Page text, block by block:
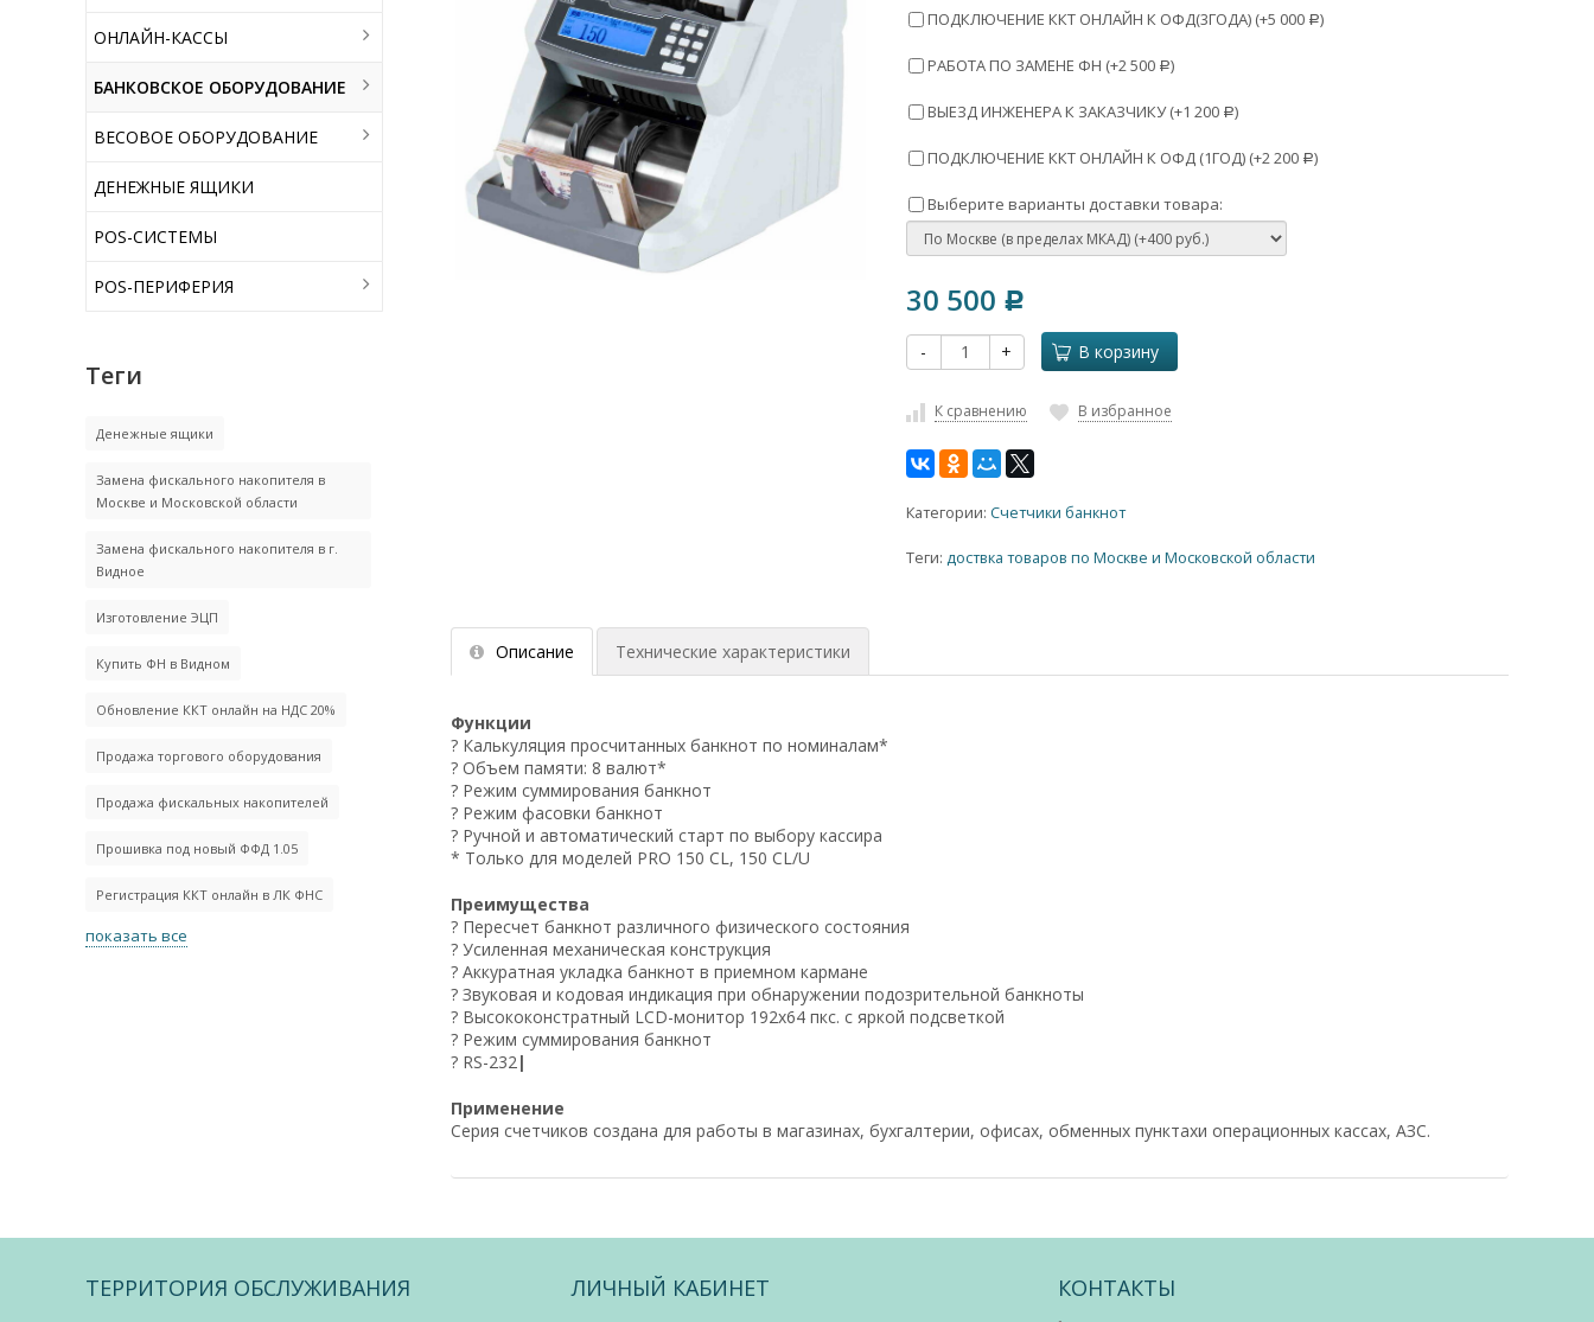
ПОДКЛЮЧЕНИЕ ККТ ОНЛАЙН К ОФД(3ГОДА) (+5 000 Р)
РАБОТА ПО ЗАМЕНЕ ФН (+2 500 Р)
ВЫЕЗД ИНЖЕНЕРА К ЗАКАЗЧИКУ (+1 200 Р)
ПОДКЛЮЧЕНИЕ ККТ ОНЛАЙН К ОФД (1ГОД) (+2 200 Р)
Выберите варианты доставки товара:
30 500 Р
- + В корзину
К сравнению В избранное
Категории: Счетчики банкнот
Теги: доствка товаров по Москве и Московской области
Описание Технические характеристики
Функции
? Калькуляция просчитанных банкнот по номиналам*
? Объем памяти: 8 валют*
? Режим суммирования банкнот
? Режим фасовки банкнот
? Ручной и автоматический старт по выбору кассира
* Только для моделей PRO 150 CL, 150 CL/U
Преимущества
? Пересчет банкнот различного физического состояния
? Усиленная механическая конструкция
? Аккуратная укладка банкнот в приемном кармане
? Звуковая и кодовая индикация при обнаружении подозрительной банкноты
? Высококонстратный LCD-монитор 192х64 пкс. с яркой подсветкой
? Режим суммирования банкнот
? RS-232 |
Применение
Серия счетчиков создана для работы в магазинах, бухгалтерии, офисах, обменных пунктахи операционных кассах, АЗС.
ОНЛАЙН-КАССЫ
БАНКОВСКОЕ ОБОРУДОВАНИЕ
ВЕСОВОЕ ОБОРУДОВАНИЕ
ДЕНЕЖНЫЕ ЯЩИКИ
POS-СИСТЕМЫ
POS-ПЕРИФЕРИЯ
Теги
Денежные ящики
Замена фискального накопителя в
Москве и Московской области
Замена фискального накопителя в г.
Видное
Изготовление ЭЦП
Купить ФН в Видном
Обновление ККТ онлайн на НДС 20%
Продажа торгового оборудования
Продажа фискальных накопителей
Прошивка под новый ФФД 1.05
Регистрация ККТ онлайн в ЛК ФНС
показать все
ТЕРРИТОРИЯ ОБСЛУЖИВАНИЯ ЛИЧНЫЙ КАБИНЕТ КОНТАКТЫ